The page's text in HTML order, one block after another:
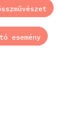
esemény